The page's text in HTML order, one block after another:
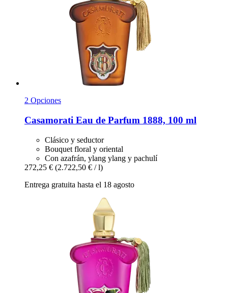
2 Opciones
Casamorati Eau de Parfum 1888, 100 ml
Clásico y seductor
Bouquet floral y oriental
Con azafrán, ylang ylang y pachulí
272,25 € (2.722,50 € / l)
Entrega gratuita hasta el 18 agosto